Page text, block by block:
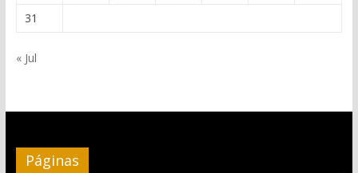
31
« Jul
Páginas